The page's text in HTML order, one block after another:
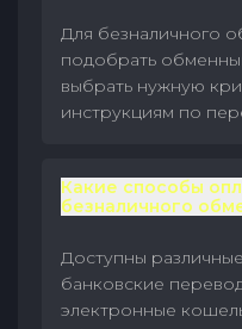
Для безналичного
подобрать
выбрать нужную
инструкциям по
Какие способы
безналичного
Доступны
банковские
электронные